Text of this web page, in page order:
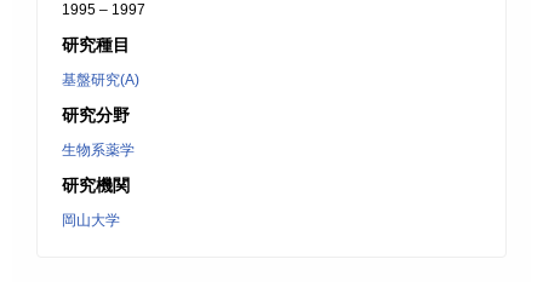
1995 – 1997
研究種目
基盤研究(A)
研究分野
生物系薬学
研究機関
岡山大学